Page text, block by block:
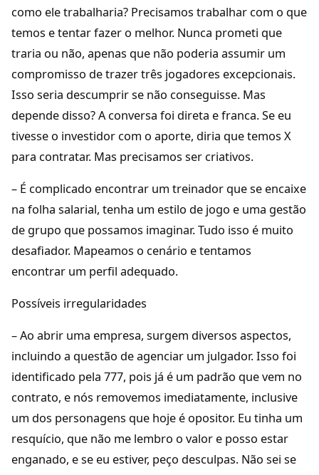
como ele trabalharia? Precisamos trabalhar com o que
temos e tentar fazer o melhor. Nunca prometi que
traria ou não, apenas que não poderia assumir um
compromisso de trazer três jogadores excepcionais.
Isso seria descumprir se não conseguisse. Mas
depende disso? A conversa foi direta e franca. Se eu
tivesse o investidor com o aporte, diria que temos X
para contratar. Mas precisamos ser criativos.
– É complicado encontrar um treinador que se encaixe
na folha salarial, tenha um estilo de jogo e uma gestão
de grupo que possamos imaginar. Tudo isso é muito
desafiador. Mapeamos o cenário e tentamos
encontrar um perfil adequado.
Possíveis irregularidades
– Ao abrir uma empresa, surgem diversos aspectos,
incluindo a questão de agenciar um julgador. Isso foi
identificado pela 777, pois já é um padrão que vem no
contrato, e nós removemos imediatamente, inclusive
um dos personagens que hoje é opositor. Eu tinha um
resquício, que não me lembro o valor e posso estar
enganado, e se eu estiver, peço desculpas. Não sei se